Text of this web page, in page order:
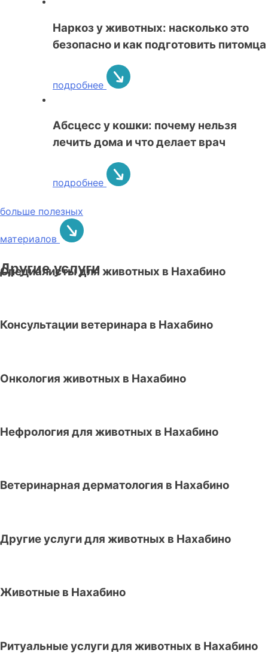
Наркоз у животных: насколько это
безопасно и как подготовить питомца
подробнее
Абсцесс у кошки: почему нельзя
лечить дома и что делает врач
подробнее
больше полезных
материалов
Другие услуги
Специалисты для животных в Нахабино
Консультации ветеринара в Нахабино
Онкология животных в Нахабино
Нефрология для животных в Нахабино
Ветеринарная дерматология в Нахабино
Другие услуги для животных в Нахабино
Животные в Нахабино
Ритуальные услуги для животных в Нахабино